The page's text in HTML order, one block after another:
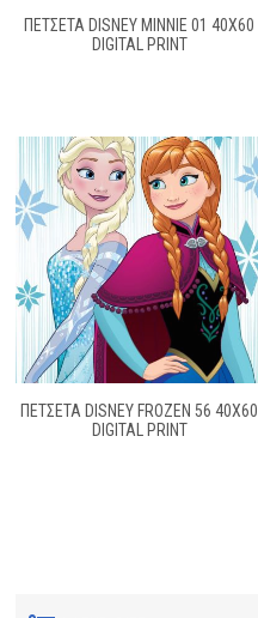
ΠΕΤΣΕΤΑ DISNEY MINNIE 01 40Χ60
DIGITAL PRINT
ΠΕΤΣΕΤΑ DISNEY FROZEN 56 40Χ60
DIGITAL PRINT